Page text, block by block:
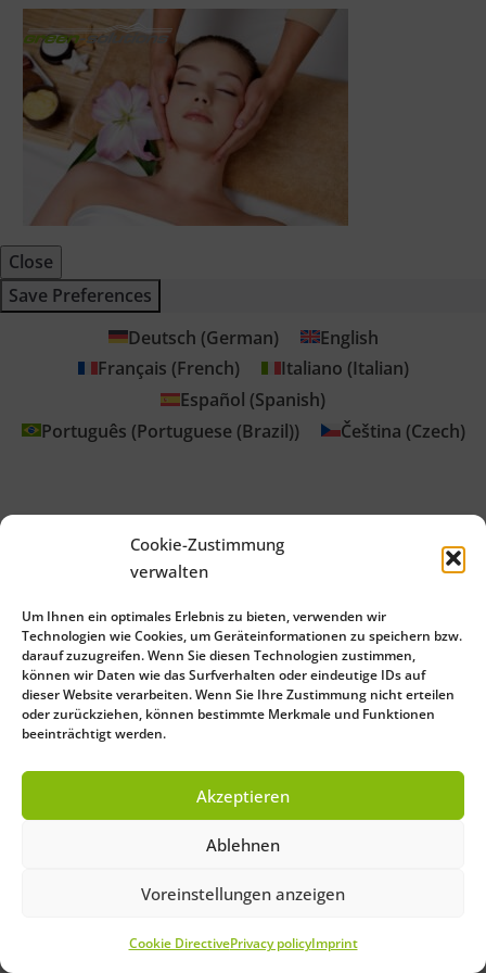
Cookie-Zustimmung
verwalten
Um Ihnen ein optimales Erlebnis zu bieten, verwenden wir
Technologien wie Cookies, um Geräteinformationen zu speichern bzw.
darauf zuzugreifen. Wenn Sie diesen Technologien zustimmen,
können wir Daten wie das Surfverhalten oder eindeutige IDs auf
dieser Website verarbeiten. Wenn Sie Ihre Zustimmung nicht erteilen
oder zurückziehen, können bestimmte Merkmale und Funktionen
beeinträchtigt werden.
Akzeptieren
Ablehnen
Voreinstellungen anzeigen
Cookie DirectivePrivacy policyImprint
Close
Save Preferences
Deutsch (German)
English
Français (French) Italiano (Italian)
Español (Spanish)
Português (Portuguese (Brazil)) Čeština (Czech)